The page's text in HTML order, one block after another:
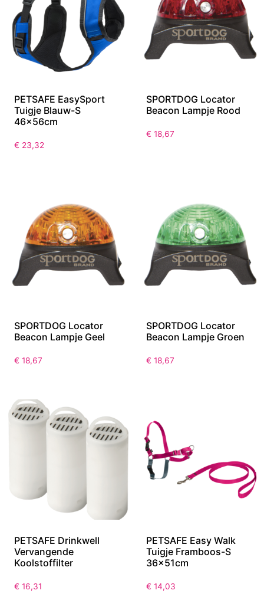
PETSAFE EasySport
Tuigje Blauw-S
46x56cm
€ 23,32
SPORTDOG Locator
Beacon Lampje Rood
€ 18,67
SPORTDOG Locator
Beacon Lampje Geel
€ 18,67
SPORTDOG Locator
Beacon Lampje Groen
€ 18,67
PETSAFE Drinkwell
Vervangende
Koolstoffilter
€ 16,31
PETSAFE Easy Walk
Tuigje Framboos-S
36x51cm
€ 14,03